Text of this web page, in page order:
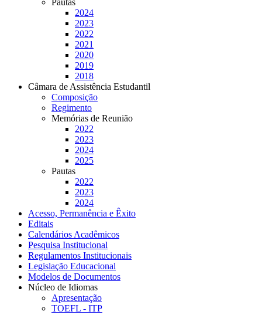
Pautas
2024
2023
2022
2021
2020
2019
2018
Câmara de Assistência Estudantil
Composição
Regimento
Memórias de Reunião
2022
2023
2024
2025
Pautas
2022
2023
2024
Acesso, Permanência e Êxito
Editais
Calendários Acadêmicos
Pesquisa Institucional
Regulamentos Institucionais
Legislação Educacional
Modelos de Documentos
Núcleo de Idiomas
Apresentação
TOEFL - ITP